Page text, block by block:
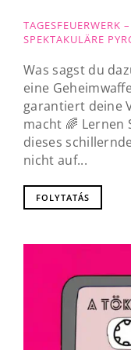
SPEKTAKULÄRE
Was sagst du
eine
garantiert deine
macht 🌈 Lernen
dieses
nicht auf...
FOLYTATÁS